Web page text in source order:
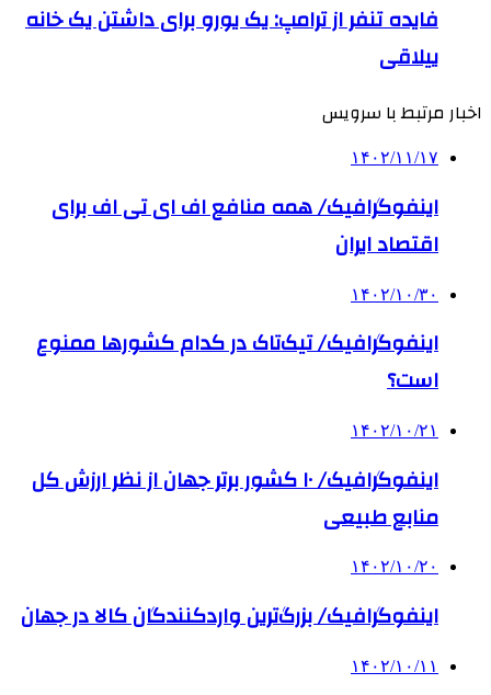
فایده تنفر از ترامپ: یک یورو برای داشتن یک خانه
ییلاقی
اخبار مرتبط با سرویس
۱۴۰۲/۱۱/۱۷
اینفوگرافیک/ همه منافع اف ای تی اف برای
اقتصاد ایران
۱۴۰۲/۱۰/۳۰
اینفوگرافیک/ تیک‌تاک در کدام کشورها ممنوع
است؟
۱۴۰۲/۱۰/۲۱
اینفوگرافیک/ ۱۰ کشور برتر جهان از نظر ارزش کل
منابع طبیعی
۱۴۰۲/۱۰/۲۰
اینفوگرافیک/ بزرگ‌ترین واردکنندگان کالا در جهان
۱۴۰۲/۱۰/۱۱